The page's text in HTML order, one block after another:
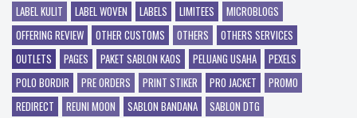
LABEL KULIT
LABEL WOVEN LABELS LIMITEES
MICROBLOGS
OFFERING REVIEW
OTHER CUSTOMS OTHERS
OTHERS SERVICES
OUTLETS
PAGES PAKET SABLON KAOS PELUANG USAHA
PEXELS
POLO BORDIR
PRE ORDERS PRINT STIKER PRO JACKET
PROMO
REDIRECT
REUNI MOON SABLON BANDANA SABLON DTG